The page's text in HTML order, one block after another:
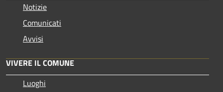
Notizie
Comunicati
Avvisi
VIVERE IL COMUNE
Luoghi